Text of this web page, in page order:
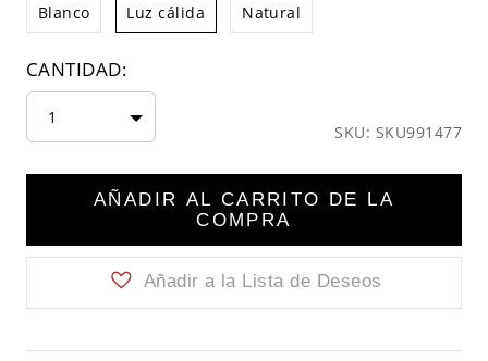
Blanco Luz cálida Natural
CANTIDAD:
1
SKU: SKU991477
AÑADIR AL CARRITO DE LA
COMPRA
Añadir a la Lista de Deseos